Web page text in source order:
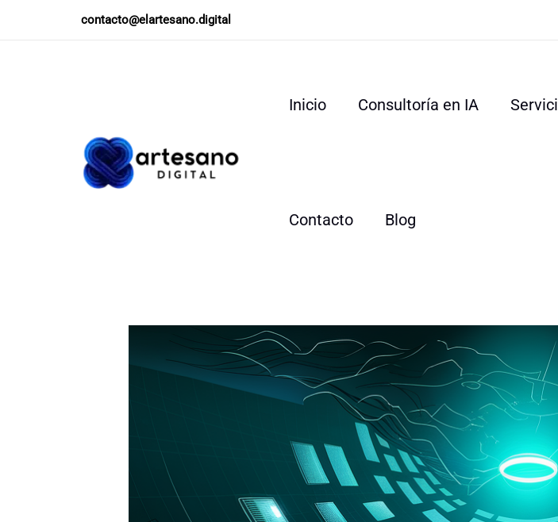
contacto@elartesano.digital
Inicio Consultoría en IA
Contacto Blog